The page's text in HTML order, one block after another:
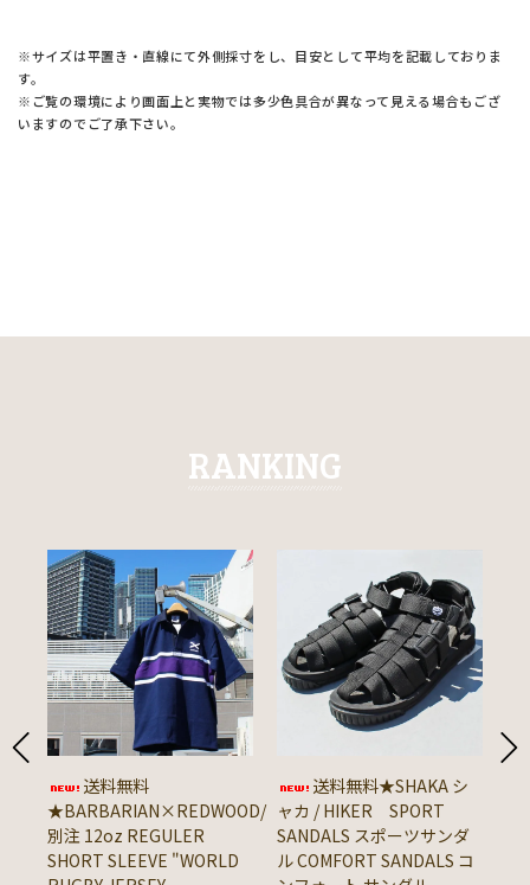
※サイズは平置き・直線にて外側採寸をし、目安として平均を記載しておりま
す。
※ご覧の環境により画面上と実物では多少色具合が異なって見える場合もござ
いますのでご了承下さい。
RANKING
送料無料
★BARBARIAN×REDWOOD/
別注 12oz REGULER
SHORT SLEEVE "WORLD
送料無料★SHAKA シ
ャカ / HIKER SPORT
SANDALS スポーツサンダ
ル COMFORT SANDALS コ